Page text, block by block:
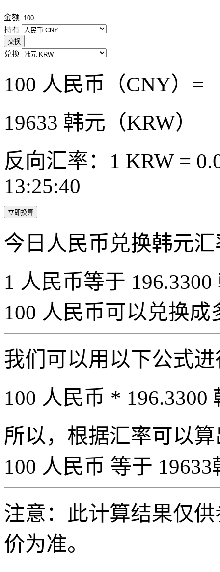
金额
持有
交换
兑换
100 人民币（CNY）=
19633 韩元（KRW）
反向汇率：1 KRW =
13:25:40
立即换算
今日人民币兑换韩元
1 人民币等于
100 人民币可以兑换成
我们可以用以下公式
100 人民币 * 196.3300
所以，根据汇率可以
100 人民币 等于
注意：此计算结果仅
价为准。